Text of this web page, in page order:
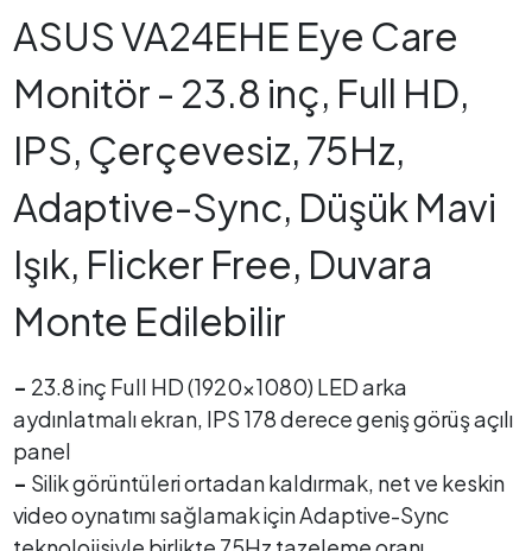
ASUS VA24EHE Eye Care
Monitör - 23.8 inç, Full HD,
IPS, Çerçevesiz, 75Hz,
Adaptive-Sync, Düşük Mavi
Işık, Flicker Free, Duvara
Monte Edilebilir
- 23.8 inç Full HD (1920x1080) LED arka
aydınlatmalı ekran, IPS 178 derece geniş görüş açılı
panel
- Silik görüntüleri ortadan kaldırmak, net ve keskin
video oynatımı sağlamak için Adaptive-Sync